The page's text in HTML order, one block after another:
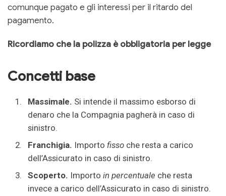
comunque pagato e gli interessi per il ritardo del
pagamento.
Ricordiamo che la polizza è obbligatoria per legge
Concetti base
Massimale. Si intende il massimo esborso di
denaro che la Compagnia pagherà in caso di
sinistro.
Franchigia. Importo fisso che resta a carico
dell’Assicurato in caso di sinistro.
Scoperto. Importo in percentuale che resta
invece a carico dell’Assicurato in caso di sinistro.